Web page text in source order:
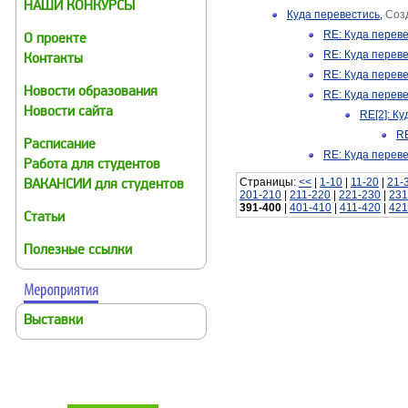
НАШИ КОНКУРСЫ
О проекте
Контакты
Новости образования
Новости сайта
Расписание
Работа для студентов
ВАКАНСИИ для студентов
Статьи
Полезные ссылки
Выставки
Куда перевестись,
RE: Куда
RE: Куда
RE: Куда
RE: Куда
RE[2]:
RE: Куда
Страницы: << 1-10 11-20
21-
201-210
211-220 221-230
391-400
401-410 411-420